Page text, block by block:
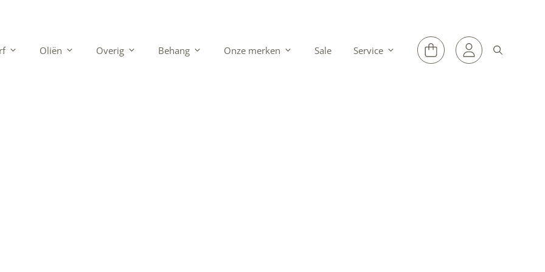
Oliën Overig Behang Onze merken Sale Service